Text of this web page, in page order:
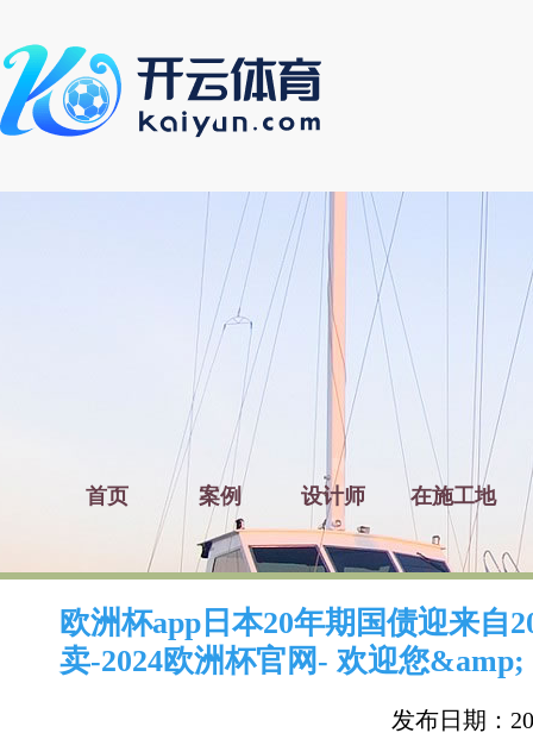
首页 案例 设计师 在施工地
欧洲杯app日本20年期国债迎来自
卖-2024欧洲杯官网- 欢迎您&amp;
发布日期：